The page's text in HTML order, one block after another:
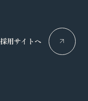
採用サイトへ